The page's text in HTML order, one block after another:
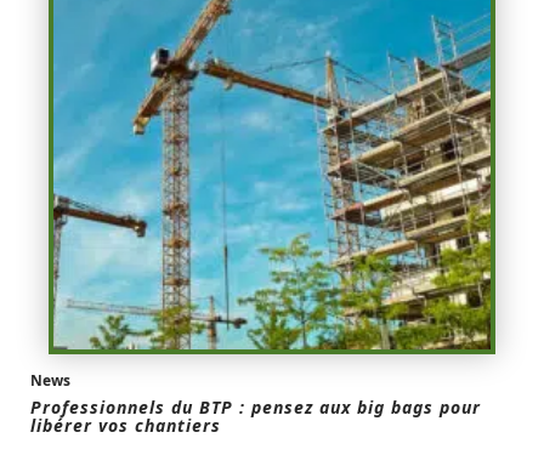
News
Professionnels du BTP : pensez aux big bags pour
libérer vos chantiers